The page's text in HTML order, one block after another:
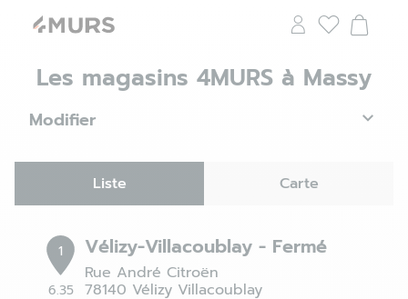
Les magasins 4MURS à Massy
Modifier
Liste Carte
1
6.35
Vélizy-Villacoublay - Fermé
Rue André Citroën
78140 Vélizy Villacoublay